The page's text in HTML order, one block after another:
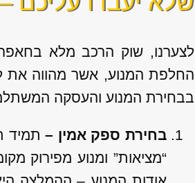
לצערנו, שוק הרכב מלא
החלפת המנוע, אשר מהווה את
בבחירת המנוע והעסקה
בחירת ספק אמין –תמיד
“מציאות” ומנוע מפירוק